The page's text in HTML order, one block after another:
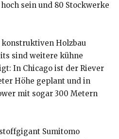
sein und 80 Stockwerke
Holzbau
sind weitere kühne
In Chicago ist der Riever
Höhe geplant und in
mit sogar 300 Metern
Sumitomo